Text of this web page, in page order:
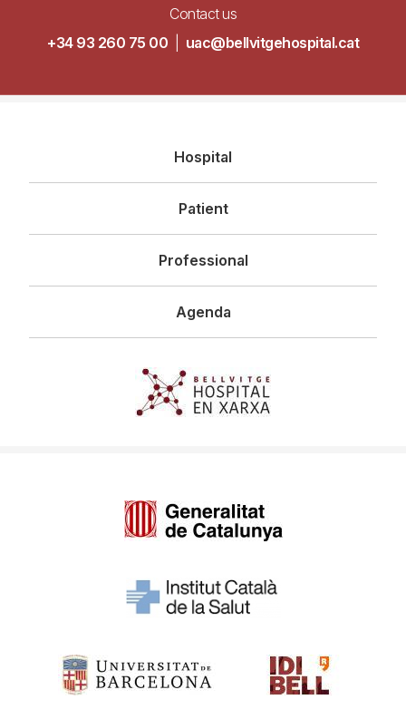
Contact us
+34 93 260 75 00
uac@bellvitgehospital.cat
principal
Hospital
Patient
Professional
Agenda